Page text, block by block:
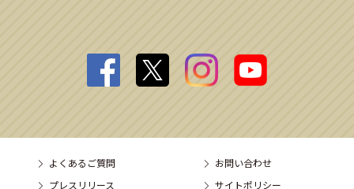
よくあるご質問
お問い合わせ
プレスリリース
サイトポリシー